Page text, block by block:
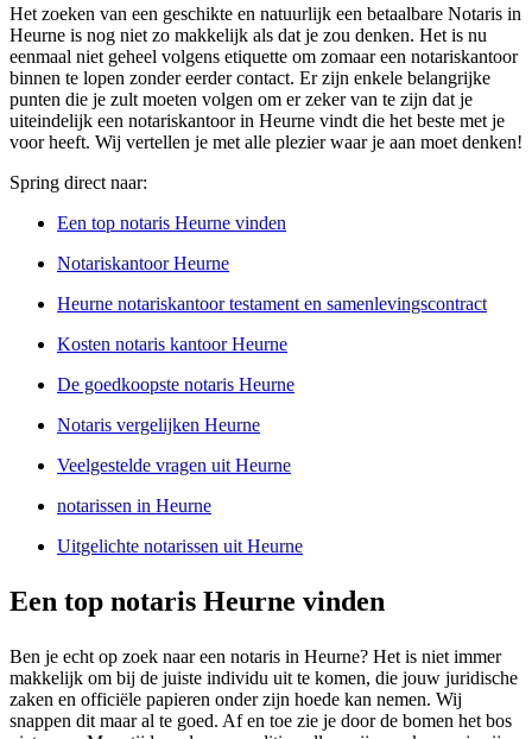
Het zoeken van een geschikte en natuurlijk een betaalbare Notaris in
Heurne is nog niet zo makkelijk als dat je zou denken. Het is nu
eenmaal niet geheel volgens etiquette om zomaar een notariskantoor
binnen te lopen zonder eerder contact. Er zijn enkele belangrijke
punten die je zult moeten volgen om er zeker van te zijn dat je
uiteindelijk een notariskantoor in Heurne vindt die het beste met je
voor heeft. Wij vertellen je met alle plezier waar je aan moet denken!
Spring direct naar:
Een top notaris Heurne vinden
Notariskantoor Heurne
Heurne notariskantoor testament en samenlevingscontract
Kosten notaris kantoor Heurne
De goedkoopste notaris Heurne
Notaris vergelijken Heurne
Veelgestelde vragen uit Heurne
notarissen in Heurne
Uitgelichte notarissen uit Heurne
Een top notaris Heurne vinden
Ben je echt op zoek naar een notaris in Heurne? Het is niet immer
makkelijk om bij de juiste individu uit te komen, die jouw juridische
zaken en officiële papieren onder zijn hoede kan nemen. Wij
snappen dit maar al te goed. Af en toe zie je door de bomen het bos